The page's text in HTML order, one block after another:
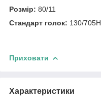
Розмір: 80/11
Стандарт голок: 130/705H
Приховати
Характеристики